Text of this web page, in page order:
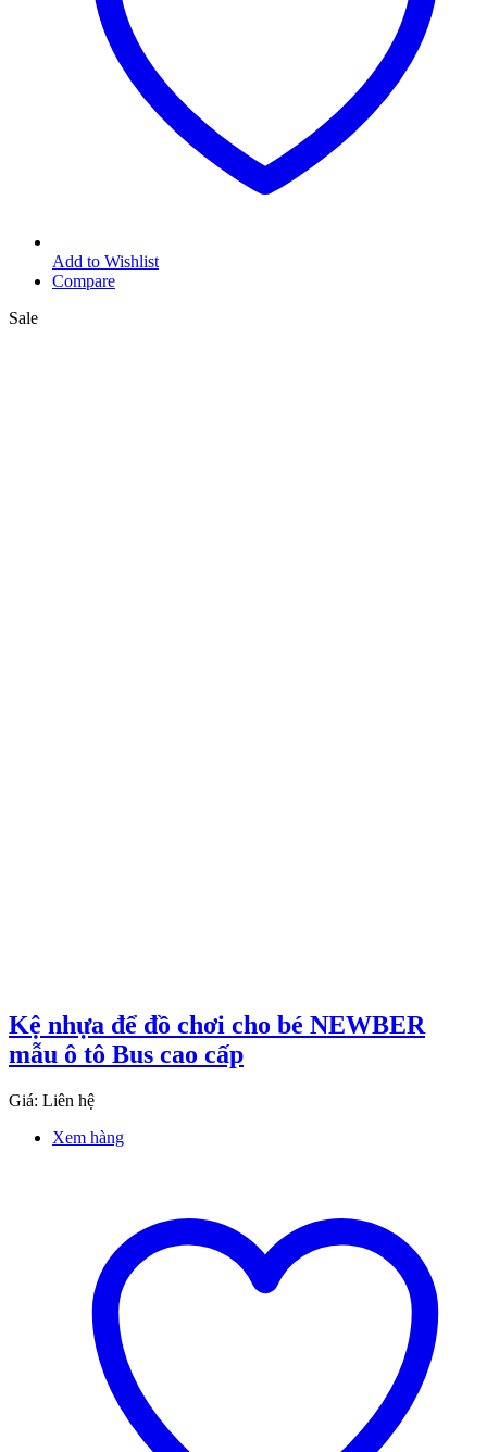
Add to Wishlist
Compare
Sale
Kệ nhựa để đồ chơi cho bé NEWBER
mẫu ô tô Bus cao cấp
Giá: Liên hệ
Xem hàng